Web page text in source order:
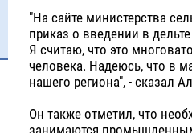
"На сайте министерства
приказ о введении в
Я считаю, что это
человека. Надеюсь, что в
нашего региона", - сказал
Он также отметил, что
занимаются